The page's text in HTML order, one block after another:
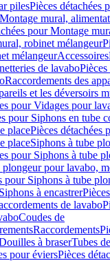
pilesPièces détachées
Montage mural,
pour Montage
robinet mélangeur
mélangeurAccessoires
de lavabo
Raccordements des
et les déversoirs
pour Vidages pour
pour Siphons en tube
placePièces détachées
placeSiphons à tube
pour Siphons à tube
plongeur pour lavabo,
pour Siphons à tube
Siphons à encastrer
de lavabo
Coudes de
Raccordements
à braserTubes
pour éviersPièces